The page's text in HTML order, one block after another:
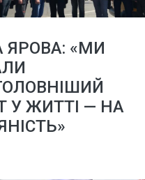
ЯРОВА: «МИ
У ЖИТТІ — НА